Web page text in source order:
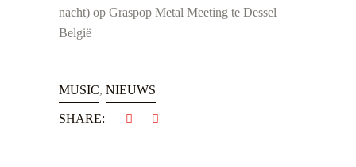
nacht) op Graspop Metal Meeting te Dessel
België
MUSIC, NIEUWS
SHARE: